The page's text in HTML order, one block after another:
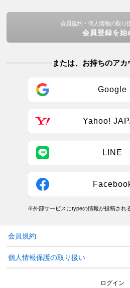
会員規約・個人情報の取り
会員登録を始
または、お持ちのア
Google
Yahoo!
LINE
※外部サービスにtypeの情報が投稿され
会員規約
個人情報保護の取り扱い
ログイン